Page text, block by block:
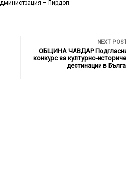
– Пирдоп.
NEXT
ОБЩИНА ЧАВДАР
конкурс за културно-
дестинации в